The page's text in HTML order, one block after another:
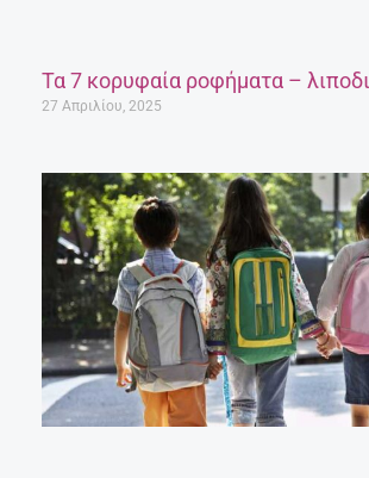
Τα 7 κορυφαία ροφήματα –
27 Απριλίου, 2025